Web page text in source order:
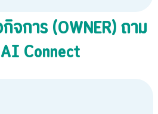
จการ (OWNER) ถาม
Connect